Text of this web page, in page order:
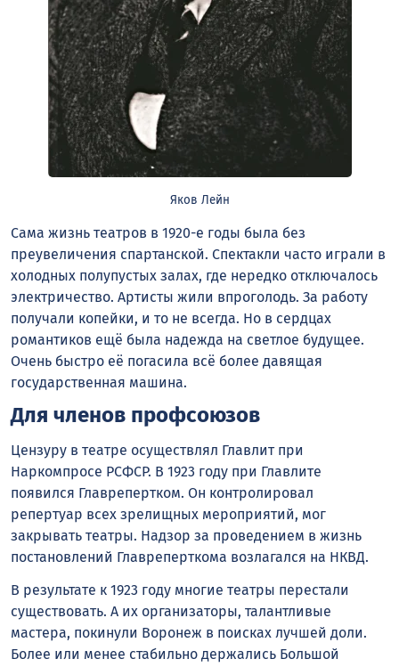
Яков Лейн
Сама жизнь театров в 1920-е годы была без
преувеличения спартанской. Спектакли часто играли в
холодных полупустых залах, где нередко отключалось
электричество. Артисты жили впроголодь. За работу
получали копейки, и то не всегда. Но в сердцах
романтиков ещё была надежда на светлое будущее.
Очень быстро её погасила всё более давящая
государственная машина.
Для членов профсоюзов
Цензуру в театре осуществлял Главлит при
Наркомпросе РСФСР. В 1923 году при Главлите
появился Главрепертком. Он контролировал
репертуар всех зрелищных мероприятий, мог
закрывать театры. Надзор за проведением в жизнь
постановлений Главреперткома возлагался на НКВД.
В результате к 1923 году многие театры перестали
существовать. А их организаторы, талантливые
мастера, покинули Воронеж в поисках лучшей доли.
Более или менее стабильно держались Большой